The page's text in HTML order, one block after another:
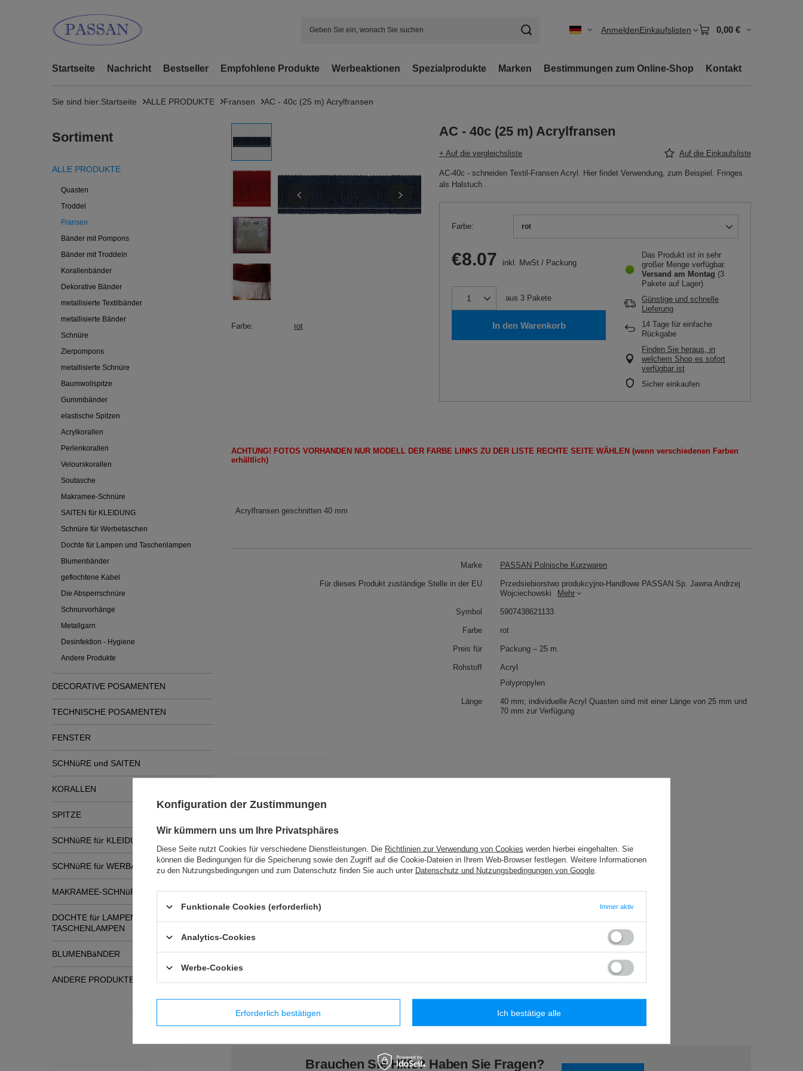
AnmeldenEinkaufslisten 0,00 €
Startseite Nachricht Bestseller Empfohlene Produkte Werbeaktionen Spezialprodukte Marken Bestimmungen zum Online-Shop Kontakt
Sie sind hier:Startseite ALLE PRODUKTE Fransen AC - 40c (25 m) Acrylfransen
Sortiment
ALLE PRODUKTE
Quasten
Troddel
Fransen
Bänder mit Pompons
Bänder mit Troddeln
Korallenbänder
Dekorative Bänder
metallisierte Textilbänder
metallisierte Bänder
Schnüre
Zierpompons
metallisierte Schnüre
Baumwollspitze
Gummibänder
elastische Spitzen
Acrylkorallen
Perlenkorallen
Velourskorallen
Soutasche
Makramee-Schnüre
SAITEN für KLEIDUNG
Schnüre für Werbetaschen
Dochte für Lampen und Taschenlampen
Blumenbänder
geflochtene Kabel
Die Absperrschnüre
Schnurvorhänge
Metallgarn
Desinfektion - Hygiene
Andere Produkte
DECORATIVE POSAMENTEN
TECHNISCHE POSAMENTEN
FENSTER
SCHNüRE und SAITEN
KORALLEN
SPITZE
SCHNüRE für KLEIDUNG
SCHNüRE für WERBATASCHEN
MAKRAMEE-SCHNüRE
DOCHTE für LAMPEN und
TASCHENLAMPEN
BLUMENBäNDER
ANDERE PRODUKTE
AC - 40c (25 m) Acrylfransen
+ Auf die vergleichsliste Auf die Einkaufsliste
AC-40c - schneiden Textil-Fransen Acryl. Hier findet Verwendung, zum Beispiel. Fringes
als Halstuch .
Farbe rot
€8.07 inkl. MwSt / Packung
aus 3 Pakete
In den Warenkorb
Das Produkt ist in sehr
großer Menge verfügbar
Versand am Montag (3
Pakete auf Lager)
Günstige und schnelle
Lieferung
14 Tage für einfache
Rückgabe
Finden Sie heraus, in
welchem Shop es sofort
verfügbar ist
Sicher einkaufen
Farbe rot
ACHTUNG! FOTOS VORHANDEN NUR MODELL DER FARBE LINKS ZU DER LISTE RECHTE SEITE WÄHLEN (wenn verschiedenen Farben
erhältlich)
Acrylfransen geschnitten 40 mm
Marke PASSAN Polnische Kurzwaren
Für dieses Produkt zuständige Stelle in der EU
Przedsiebiorstwo produkcyjno-Handlowe PASSAN Sp. Jawna Andrzej
Wojciechowski
Mehr
Symbol 5907438621133
Farbe rot
Preis für Packung – 25 m.
Rohstoff
Acryl
Polypropylen
Länge
40 mm; individuelle Acryl Quasten sind mit einer Länge von 25 mm und
70 mm zur Verfügung
PA - 40 (10 m) Band mit Pompons
TWB – 9/F (50 m) metallisiertes Band
TWB - 9 (50 m) Band aus Samt
Ähnliche Produkte
Konfiguration der Zustimmungen
Wir kümmern uns um Ihre Privatsphäres
Diese Seite nutzt Cookies für verschiedene Dienstleistungen. Die Richtlinien zur Verwendung von Cookies werden hierbei eingehalten. Sie
können die Bedingungen für die Speicherung sowie den Zugriff auf die Cookie-Dateien in Ihrem Web-Browser festlegen. Weitere Informationen
zu den Nutzungsbedingungen und zum Datenschutz finden Sie auch unter Datenschutz und Nutzungsbedingungen von Google
Funktionale Cookies (erforderlich) Immer aktiv
Analytics-Cookies
Werbe-Cookies
Erforderlich bestätigen Ich bestätige alle